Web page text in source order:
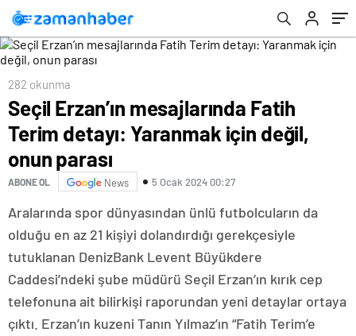
282 okunma
Seçil Erzan’ın mesajlarında Fatih
Terim detayı: Yaranmak için değil,
onun parası
ABONE OL News 5 Ocak 2024 00:27
Aralarında spor dünyasından ünlü futbolcuların da
olduğu en az 21 kişiyi dolandırdığı gerekçesiyle
tutuklanan DenizBank Levent Büyükdere
Caddesi’ndeki şube müdürü Seçil Erzan’ın kırık cep
telefonuna ait bilirkişi raporundan yeni detaylar ortaya
çıktı. Erzan’ın kuzeni Tanın Yılmaz’ın “Fatih Terim’e